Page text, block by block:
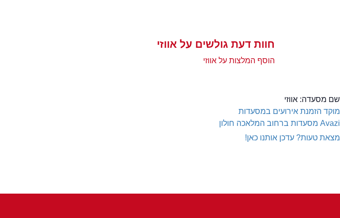
חוות דעת גולשים על אווזי
הוסף המלצות על אווזי
שם מסעדה: אווזי
מוקד הזמנת אירועים במסעדות
Avazi מסעדות ברחוב המלאכה חולון
מצאת טעות? עדכן אותנו כאן!